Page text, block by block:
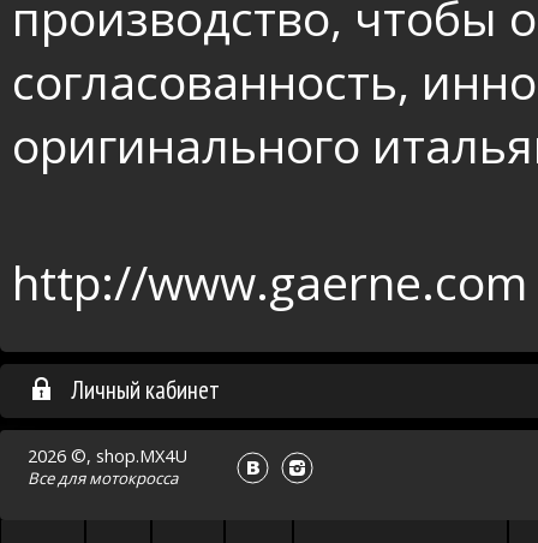
производство, чтобы
согласованность,
оригинального
http://www.gaerne.com
Личный кабинет
2026 ©, shop.MX4U
Все длямотокросса